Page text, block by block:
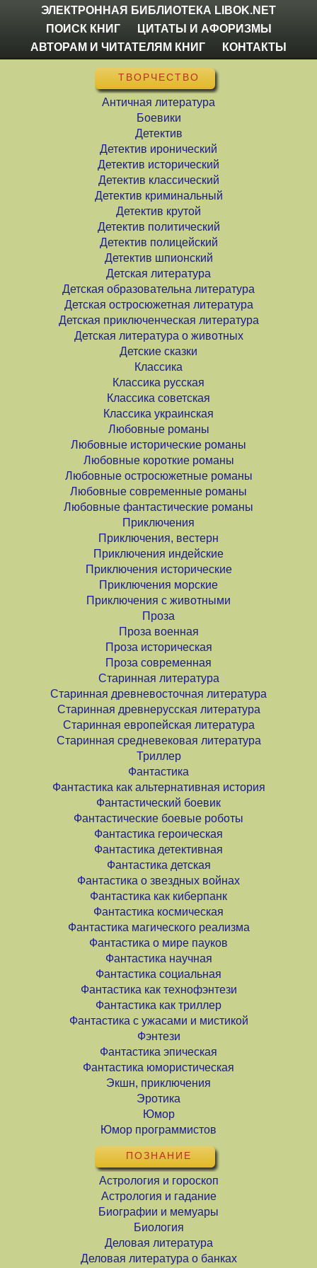
ЭЛЕКТРОННАЯ БИБЛИОТЕКА LIBOK.NET
ПОИСК КНИГ
ЦИТАТЫ И АФОРИЗМЫ
АВТОРАМ И ЧИТАТЕЛЯМ КНИГ
КОНТАКТЫ
ТВОРЧЕСТВО
Античная литература
Боевики
Детектив
Детектив иронический
Детектив исторический
Детектив классический
Детектив криминальный
Детектив крутой
Детектив политический
Детектив полицейский
Детектив шпионский
Детская литература
Детская образовательна литература
Детская остросюжетная литература
Детская приключенческая литература
Детская литература о животных
Детские сказки
Классика
Классика русская
Классика советская
Классика украинская
Любовные романы
Любовные исторические романы
Любовные короткие романы
Любовные остросюжетные романы
Любовные современные романы
Любовные фантастические романы
Приключения
Приключения, вестерн
Приключения индейские
Приключения исторические
Приключения морские
Приключения с животными
Проза
Проза военная
Проза историческая
Проза современная
Старинная литература
Старинная древневосточная литература
Старинная древнерусская литература
Старинная европейская литература
Старинная средневековая литература
Триллер
Фантастика
Фантастика как альтернативная история
Фантастический боевик
Фантастические боевые роботы
Фантастика героическая
Фантастика детективная
Фантастика детская
Фантастика о звездных войнах
Фантастика как киберпанк
Фантастика космическая
Фантастика магического реализма
Фантастика о мире пауков
Фантастика научная
Фантастика социальная
Фантастика как технофэнтези
Фантастика как триллер
Фантастика с ужасами и мистикой
Фэнтези
Фантастика эпическая
Фантастика юмористическая
Экшн, приключения
Эротика
Юмор
Юмор программистов
ПОЗНАНИЕ
Астрология и гороскоп
Астрология и гадание
Биографии и мемуары
Биология
Деловая литература
Деловая литература о банках